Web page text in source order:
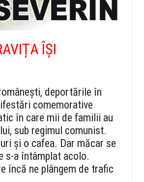
ÎȘI
deportările în
comemorative
în care mii de familii au
sub regimul comunist.
și o cafea. Dar măcar se
s-a întâmplat acolo.
încă ne plângem de trafic